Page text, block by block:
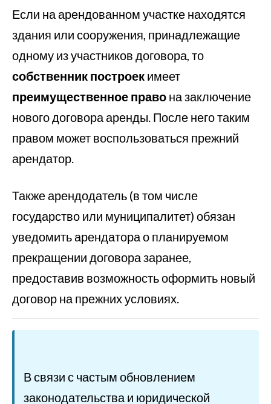
Если на арендованном участке находятся
здания или сооружения, принадлежащие
одному из участников договора, то
собственник построек имеет
преимущественное право на заключение
нового договора аренды. После него таким
правом может воспользоваться прежний
арендатор.
Также арендодатель (в том числе
государство или муниципалитет) обязан
уведомить арендатора о планируемом
прекращении договора заранее,
предоставив возможность оформить новый
договор на прежних условиях.
В связи с частым обновлением
законодательства и юридической